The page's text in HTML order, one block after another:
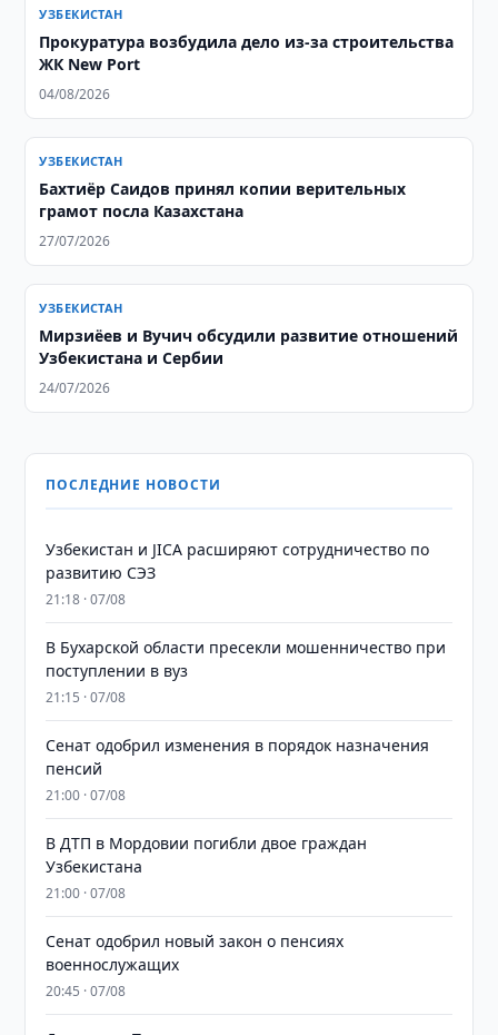
УЗБЕКИСТАН
Прокуратура возбудила дело из-за строительства
ЖК New Port
04/08/2026
УЗБЕКИСТАН
Бахтиёр Саидов принял копии верительных
грамот посла Казахстана
27/07/2026
УЗБЕКИСТАН
Мирзиёев и Вучич обсудили развитие отношений
Узбекистана и Сербии
24/07/2026
ПОСЛЕДНИЕ НОВОСТИ
Узбекистан и JICA расширяют сотрудничество по
развитию СЭЗ
21:18 · 07/08
В Бухарской области пресекли мошенничество при
поступлении в вуз
21:15 · 07/08
Сенат одобрил изменения в порядок назначения
пенсий
21:00 · 07/08
В ДТП в Мордовии погибли двое граждан
Узбекистана
21:00 · 07/08
Сенат одобрил новый закон о пенсиях
военнослужащих
20:45 · 07/08